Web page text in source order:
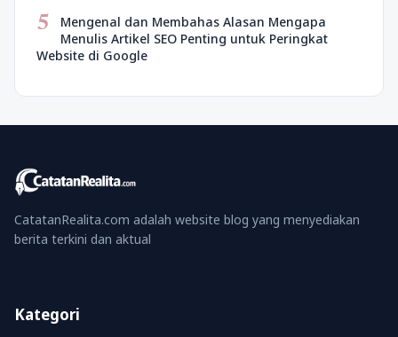
5
Mengenal dan Membahas Alasan Mengapa
Menulis Artikel SEO Penting untuk Peringkat
Website di Google
CatatanRealita.com adalah website blog yang menyediakan
berita terkini dan aktual
Kategori